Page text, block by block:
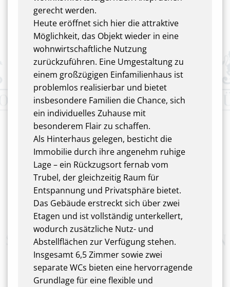
gerecht werden.
Heute eröffnet sich hier die attraktive
Möglichkeit, das Objekt wieder in eine
wohnwirtschaftliche Nutzung
zurückzuführen. Eine Umgestaltung zu
einem großzügigen Einfamilienhaus ist
problemlos realisierbar und bietet
insbesondere Familien die Chance, sich
ein individuelles Zuhause mit
besonderem Flair zu schaffen.
Als Hinterhaus gelegen, besticht die
Immobilie durch ihre angenehm ruhige
Lage – ein Rückzugsort fernab vom
Trubel, der gleichzeitig Raum für
Entspannung und Privatsphäre bietet.
Das Gebäude erstreckt sich über zwei
Etagen und ist vollständig unterkellert,
wodurch zusätzliche Nutz- und
Abstellflächen zur Verfügung stehen.
Insgesamt 6,5 Zimmer sowie zwei
separate WCs bieten eine hervorragende
Grundlage für eine flexible und